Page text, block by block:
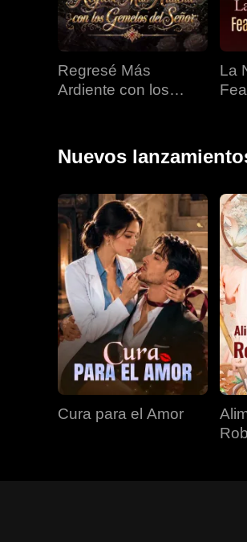
Regresé Más
Ardiente con los
La
Nuevos
Cura para el Amor